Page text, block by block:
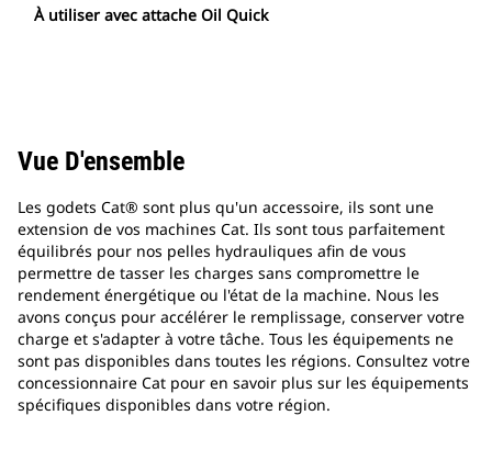
À utiliser avec attache Oil Quick
Vue D'ensemble
Les godets Cat® sont plus qu'un accessoire, ils sont une
extension de vos machines Cat. Ils sont tous parfaitement
équilibrés pour nos pelles hydrauliques afin de vous
permettre de tasser les charges sans compromettre le
rendement énergétique ou l'état de la machine. Nous les
avons conçus pour accélérer le remplissage, conserver votre
charge et s'adapter à votre tâche. Tous les équipements ne
sont pas disponibles dans toutes les régions. Consultez votre
concessionnaire Cat pour en savoir plus sur les équipements
spécifiques disponibles dans votre région.